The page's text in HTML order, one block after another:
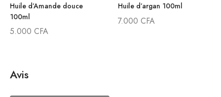
Huile d’Amande douce
100ml
5.000 CFA
Huile d’argan 100ml
7.000 CFA
Avis